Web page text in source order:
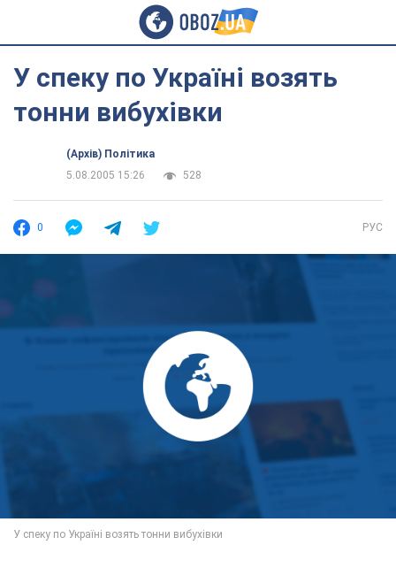
У спеку по Україні возять
тонни вибухівки
(Архів) Політика
5.08.2005 15:26
528
0 РУС